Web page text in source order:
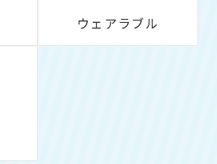
ウェアラブル